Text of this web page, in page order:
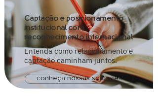
Captação e posicionamento
institucional com
reconhecimento internacional
Entenda como relacionamento e
captação caminham juntos.
conheça nossas soluções